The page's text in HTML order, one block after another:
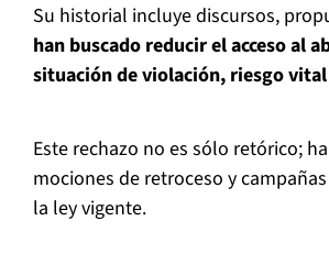
Su historial incluye discursos,
han buscado reducir el acceso al
situación de violación, riesgo
Este rechazo no es sólo retórico;
mociones de retroceso y
la ley vigente.